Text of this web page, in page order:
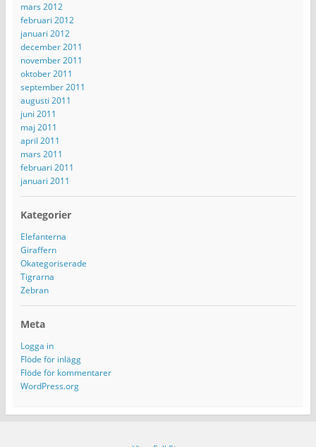
mars 2012
februari 2012
januari 2012
december 2011
november 2011
oktober 2011
september 2011
augusti 2011
juni 2011
maj 2011
april 2011
mars 2011
februari 2011
januari 2011
Kategorier
Elefanterna
Giraffern
Okategoriserade
Tigrarna
Zebran
Meta
Logga in
Flöde för inlägg
Flöde för kommentarer
WordPress.org